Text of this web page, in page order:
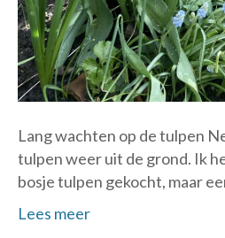
Lang wachten op de tulpen
tulpen weer uit de grond. Ik
bosje tulpen gekocht, maar
Lees meer